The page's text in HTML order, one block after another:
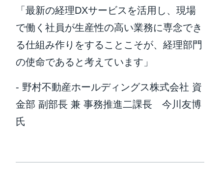
「最新の経理DXサービスを活用し、現場
で働く社員が生産性の高い業務に専念でき
る仕組み作りをすることこそが、経理部門
の使命であると考えています」
- 野村不動産ホールディングス株式会社 資
金部 副部長 兼 事務推進二課長 今川友博
氏